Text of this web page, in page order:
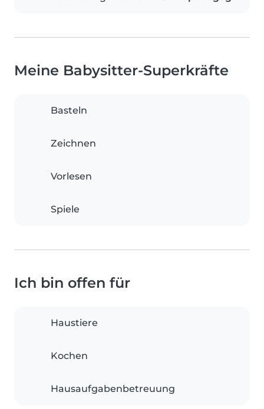
Meine Babysitter-Superkräfte
Basteln
Zeichnen
Vorlesen
Spiele
Ich bin offen für
Haustiere
Kochen
Hausaufgabenbetreuung